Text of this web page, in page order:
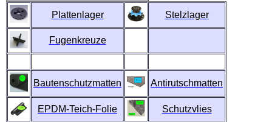
Plattenlager Stelzlager
Fugenkreuze
Bautenschutzmatten Antirutschmatten
EPDM-Teich-Folie Schutzvlies